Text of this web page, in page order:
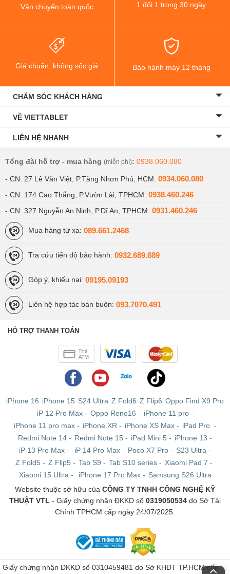
Vận chuyển toàn quốc 1 đổi 1 trong 30 ngày
Giá chuẩn, không sốc giá Bảo hành máy 12 tháng
CHĂM SÓC KHÁCH HÀNG
VỀ VIETTABLET
LIÊN HỆ NHANH
Tổng đài hỗ trợ - mua hàng (miễn phí): 0938.060.080
- CN: 27 Lê Văn Việt, P.Tăng Nhơn Phú, HCM: 0934.060.080
- CN: 174 Cao Thắng, P.Vườn Lài, TPHCM: 0938.460.246
- CN: 327 Nguyễn An Ninh, P.Dĩ An, TPHCM: 0931.460.246
Mua hàng từ xa: 089.661.2468
Tra cứu tiến độ bảo hành: 0932.689.889
Góp ý, khiếu nại: 09195.09193
Liên hệ hợp tác bán buôn: 093.7070.491
HỖ TRỢ THANH TOÁN
iPhone 16 iPhone 15 S24 Ultra Z Fold6 Z Flip6 Oppo Find X9 Pro
iP 12 Pro Max- Oppo Reno16 - iPhone 11 pro-
iPhone 11 pro max- iPhone XR- iPhone XS Max- iPad Pro -
Redmi Note 14 - Redmi Note 15 - iPad Mini 5 - iPhone 13 -
iP 13 Pro Max - iP 14 Pro Max - Poco X7 Pro - S23 Ultra -
Z Fold5 - Z Flip5 - Tab S9 - Tab S10 series - Xiaomi Pad 7 -
Xiaomi 15 Ultra- iPhone 17 Pro Max- Samsung S26 Ultra
Website thuộc sở hữu của CÔNG TY TNHH CÔNG NGHỆ KỸ
THUẬT VTL - Giấy chứng nhận ĐKKD số 0319050534 do Sở Tài
Chính TPHCM cấp ngày 24/07/2025.
Giấy chứng nhận ĐKKD số 0310459481 do Sở KHĐT TP.HCM cấp